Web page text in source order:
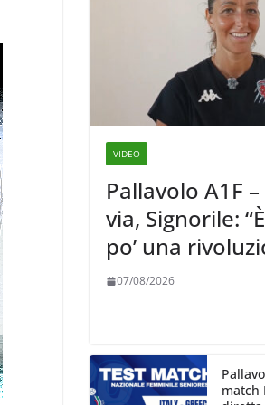
VIDEO
Pallavolo A1F
via, Signorile:
po’ una
abbiamo le
cosa vogliamo
07/08/2026
match